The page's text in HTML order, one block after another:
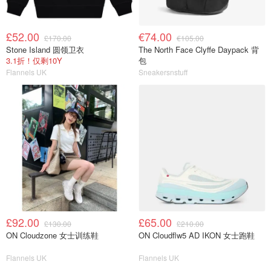
£52.00 £170.00
Stone Island 圆领卫衣
3.1折！仅剩10Y
Flannels UK
€74.00 €105.00
The North Face Clyffe Daypack 背
包
Sneakersnstuff
£92.00 £130.00
ON Cloudzone 女士训练鞋
Flannels UK
£65.00 £210.00
ON Cloudflw5 AD IKON 女士跑鞋
Flannels UK